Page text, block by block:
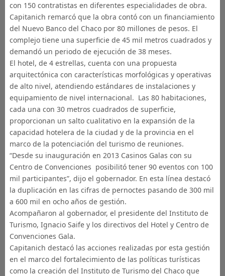
con 150 contratistas en diferentes especialidades de obra.
Capitanich remarcó que la obra contó con un financiamiento
del Nuevo Banco del Chaco por 80 millones de pesos. El
complejo tiene una superficie de 45 mil metros cuadrados y
demandó un periodo de ejecución de 38 meses.
El hotel, de 4 estrellas, cuenta con una propuesta
arquitectónica con características morfológicas y operativas
de alto nivel, atendiendo estándares de instalaciones y
equipamiento de nivel internacional. Las 80 habitaciones,
cada una con 30 metros cuadrados de superficie,
proporcionan un salto cualitativo en la expansión de la
capacidad hotelera de la ciudad y de la provincia en el
marco de la potenciación del turismo de reuniones.
“Desde su inauguración en 2013 Casinos Galas con su
Centro de Convenciones posibilitó tener 90 eventos con 100
mil participantes”, dijo el gobernador. En esta línea destacó
la duplicación en las cifras de pernoctes pasando de 300 mil
a 600 mil en ocho años de gestión.
Acompañaron al gobernador, el presidente del Instituto de
Turismo, Ignacio Saife y los directivos del Hotel y Centro de
Convenciones Gala.
Capitanich destacó las acciones realizadas por esta gestión
en el marco del fortalecimiento de las políticas turísticas
como la creación del Instituto de Turismo del Chaco que